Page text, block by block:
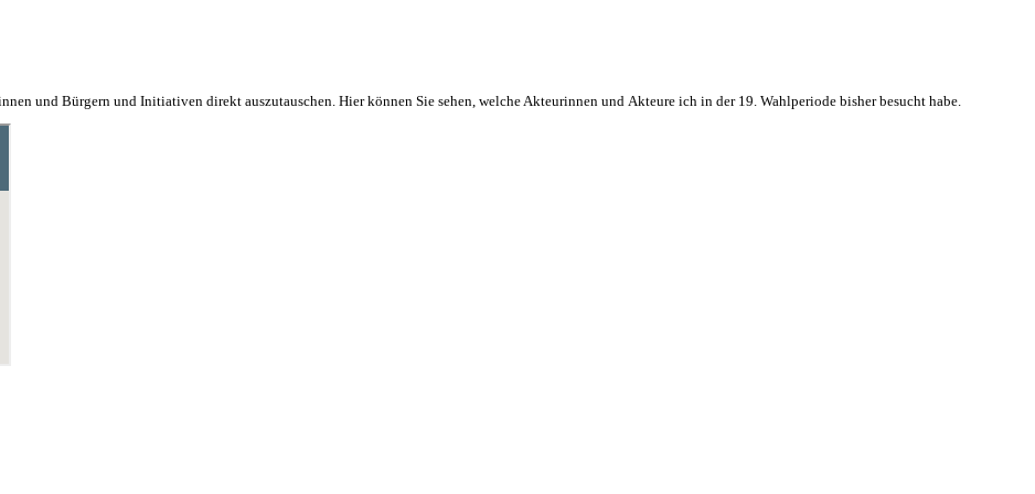
und Bürgern und Initiativen direkt auszutauschen. Hier können Sie sehen, welche Akteurinnen und Akteure ich in der 19. Wahlperiode bisher besucht habe.